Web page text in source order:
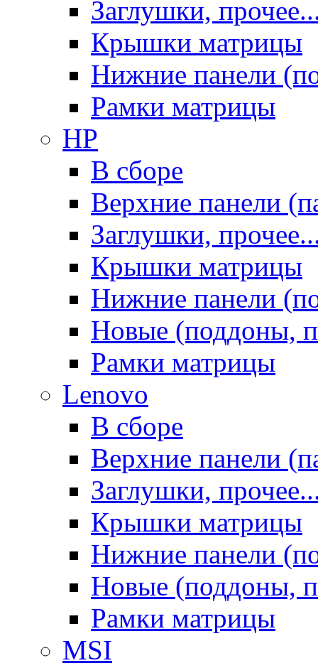
Заглушки,
Крышки матрицы
Нижние панели
Рамки матрицы
HP
В сборе
Верхние панели
Заглушки,
Крышки матрицы
Нижние панели
Новые (поддоны,
Рамки матрицы
Lenovo
В сборе
Верхние панели
Заглушки,
Крышки матрицы
Нижние панели
Новые (поддоны,
Рамки матрицы
MSI